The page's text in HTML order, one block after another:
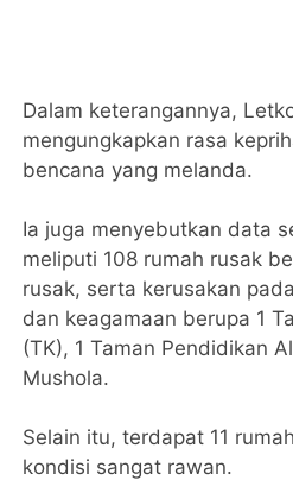
Dalam keterangannya,
mengungkapkan rasa
bencana yang melanda.
Ia juga menyebutkan data
meliputi 108 rumah rusak
rusak, serta kerusakan
dan keagamaan berupa 1
(TK), 1 Taman Pendidikan
Mushola.
Selain itu, terdapat 11
kondisi sangat rawan.